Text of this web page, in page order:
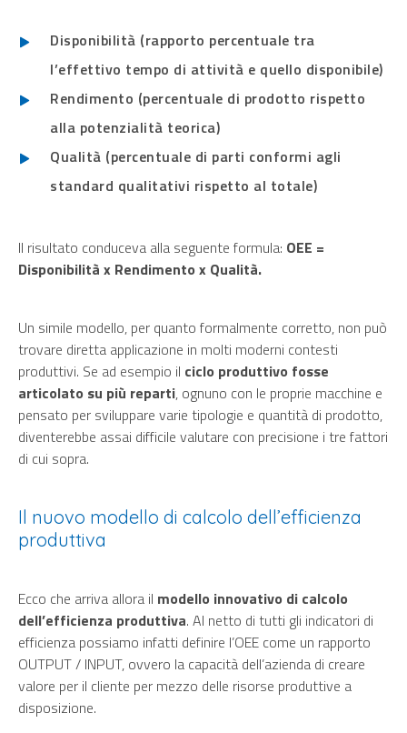
Disponibilità (rapporto percentuale tra
l’effettivo tempo di attività e quello disponibile)
Rendimento (percentuale di prodotto rispetto
alla potenzialità teorica)
Qualità (percentuale di parti conformi agli
standard qualitativi rispetto al totale)
Il risultato conduceva alla seguente formula: OEE =
Disponibilità x Rendimento x Qualità.
Un simile modello, per quanto formalmente corretto, non può
trovare diretta applicazione in molti moderni contesti
produttivi. Se ad esempio il ciclo produttivo fosse
articolato su più reparti, ognuno con le proprie macchine e
pensato per sviluppare varie tipologie e quantità di prodotto,
diventerebbe assai difficile valutare con precisione i tre fattori
di cui sopra.
Il nuovo modello di calcolo dell’efficienza
produttiva
Ecco che arriva allora il modello innovativo di calcolo
dell’efficienza produttiva. Al netto di tutti gli indicatori di
efficienza possiamo infatti definire l’OEE come un rapporto
OUTPUT / INPUT, ovvero la capacità dell’azienda di creare
valore per il cliente per mezzo delle risorse produttive a
disposizione.